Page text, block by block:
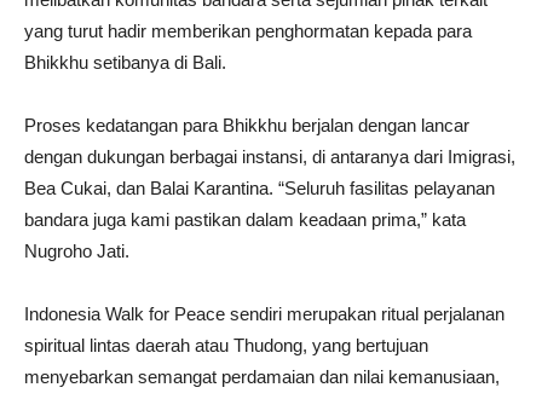
yang turut hadir memberikan penghormatan kepada para
Bhikkhu setibanya di Bali.
Proses kedatangan para Bhikkhu berjalan dengan lancar
dengan dukungan berbagai instansi, di antaranya dari Imigrasi,
Bea Cukai, dan Balai Karantina. “Seluruh fasilitas pelayanan
bandara juga kami pastikan dalam keadaan prima,” kata
Nugroho Jati.
Indonesia Walk for Peace sendiri merupakan ritual perjalanan
spiritual lintas daerah atau Thudong, yang bertujuan
menyebarkan semangat perdamaian dan nilai kemanusiaan,